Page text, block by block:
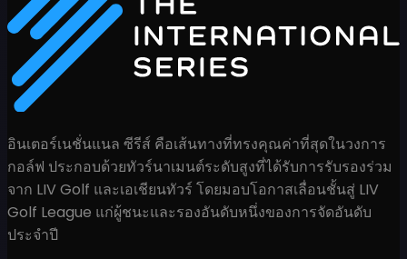
อินเตอร์เนชั่นแนล ซีรีส์ คือเส้นทางที่ทรงคุณค่าที่สุดในวงการ
กอล์ฟ ประกอบด้วยทัวร์นาเมนต์ระดับสูงที่ได้รับการรับรองร่วม
จาก LIV Golf และเอเชียนทัวร์ โดยมอบโอกาสเลื่อนชั้นสู่ LIV
Golf League แก่ผู้ชนะและรองอันดับหนึ่งของการจัดอันดับ
ประจำปี